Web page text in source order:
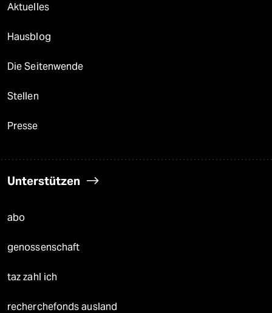
Aktuelles
Hausblog
Die Seitenwende
Stellen
Presse
Unterstützen
abo
genossenschaft
taz zahl ich
recherchefonds ausland